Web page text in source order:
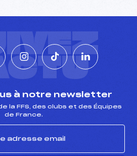
à notre newsletter
la FFS, des clubs et des Équipes
de France.